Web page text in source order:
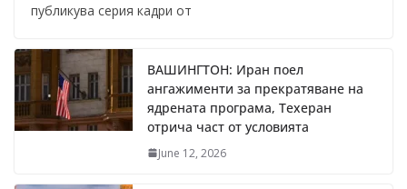
публикува серия кадри от
ВАШИНГТОН: Иран поел
ангажименти за прекратяване на
ядрената програма, Техеран
отрича част от условията
June 12, 2026